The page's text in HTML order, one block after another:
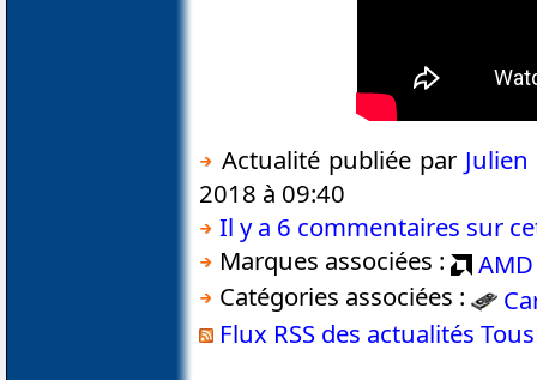
Actualité publiée par
2018 à 09:40
Il y a 6 commentaires sur
Marques associées :
AMD
Catégories associées :
Flux RSS des actualités